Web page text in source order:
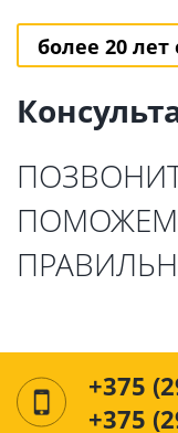
более 20 лет
ПОМОЖЕМ
+375
+375